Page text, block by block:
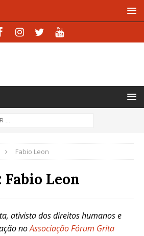
Fabio Leon
Fabio Leon
ativista dos direitos humanos e
noAssociação Fórum Grita